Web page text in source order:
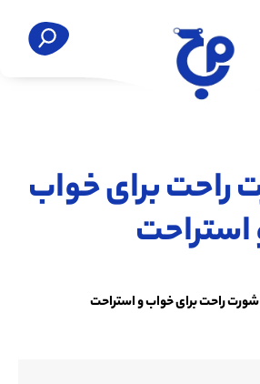
برای خواب
استراحت
راحت برای خواب و استراحت